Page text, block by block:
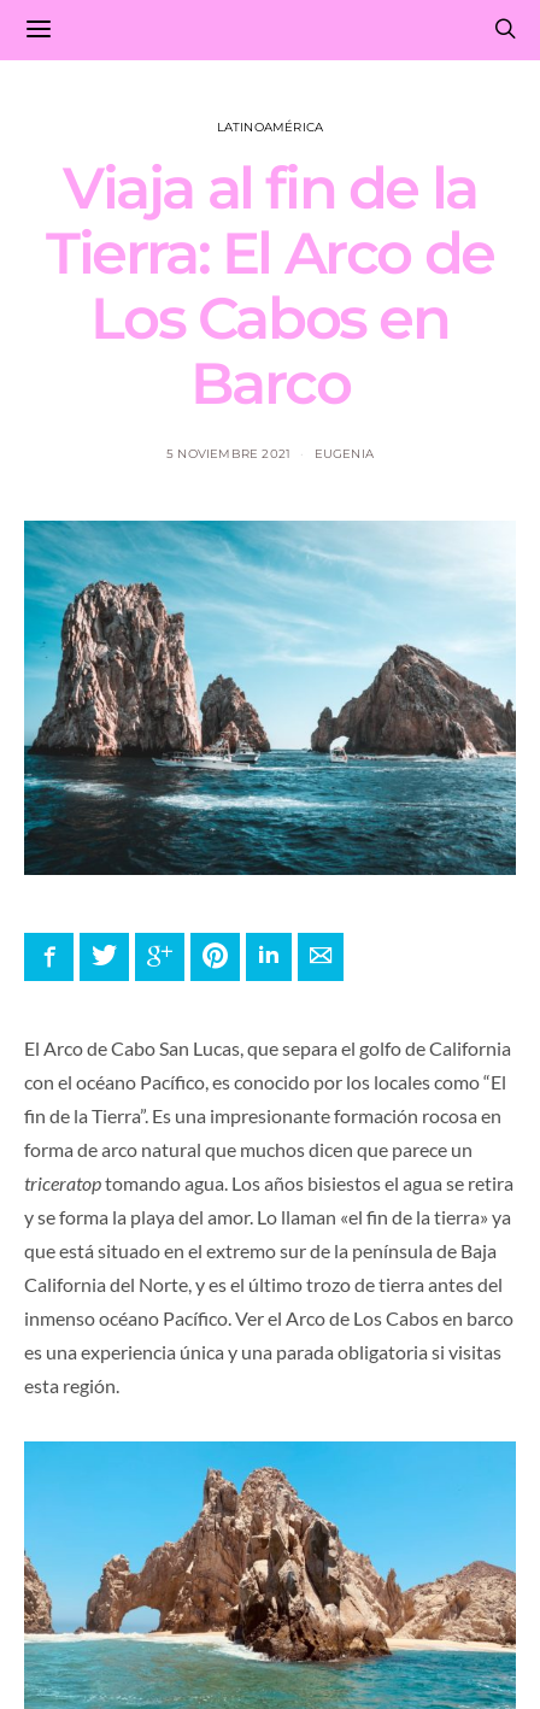
LATINOAMÉRICA
Viaja al fin de la
Tierra: El Arco de
Los Cabos en
Barco
5 NOVIEMBRE 2021 EUGENIA
FacebookTwitter Google+ PinterestLinkedInE-mail
El Arco de Cabo San Lucas, que separa el golfo de California
con el océano Pacífico, es conocido por los locales como “El
fin de la Tierra”. Es una impresionante formación rocosa en
forma de arco natural que muchos dicen que parece un
triceratoptomando agua. Los años bisiestos el agua se retira
y se forma la playa del amor. Lo llaman «el fin de la tierra» ya
que está situado en el extremo sur de la península de Baja
California del Norte, y es el último trozo de tierra antes del
inmenso océano Pacífico.Ver el Arco de Los Cabos en barco
es una experiencia única y una parada obligatoria si visitas
esta región.